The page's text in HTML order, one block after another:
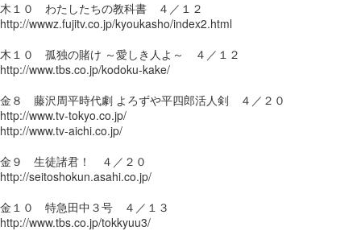
木１０ わたしたちの教科書 ４／１２
http://wwwz.fujitv.co.jp/kyoukasho/index2.html
木１０ 孤独の賭け ～愛しき人よ～ ４／１２
http://www.tbs.co.jp/kodoku-kake/
金８ 藤沢周平時代劇 よろずや平四郎活人剣 ４／２０
http://www.tv-tokyo.co.jp/
http://www.tv-aichi.co.jp/
金９ 生徒諸君！ ４／２０
http://seitoshokun.asahi.co.jp/
金１０ 特急田中３号 ４／１３
http://www.tbs.co.jp/tokkyuu3/